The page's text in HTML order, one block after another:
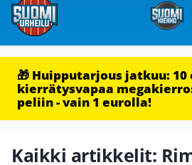
🎁 Huipputarjous jatkuu: 10
kierrätysvapaa
peliin - vain 1 eurolla!
Kaikki artikkelit: